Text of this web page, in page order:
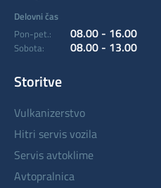
Delovni čas
Pon-pet.:
08.00 - 16.00
Sobota: 08.00 - 13.00
Storitve
vulkanizerstvo
hitri servis vozila
servis avtoklime
avtopralnica